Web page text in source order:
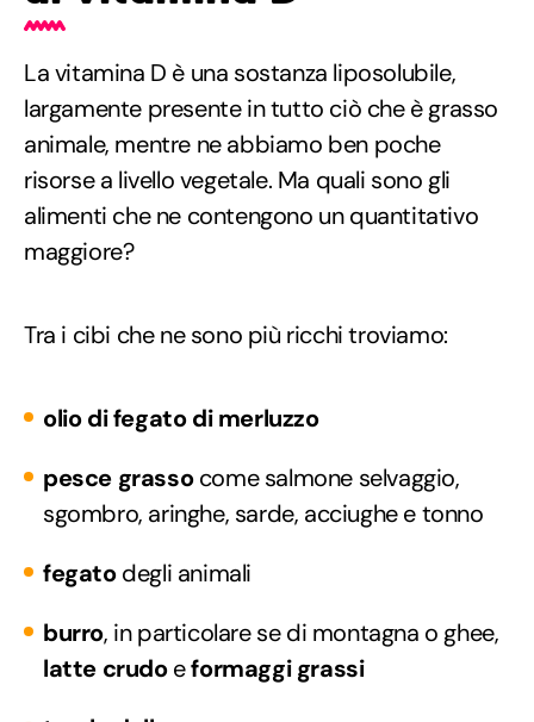
La vitamina D è una sostanza liposolubile,
largamente presente in tutto ciò che è grasso
animale, mentre ne abbiamo ben poche
risorse a livello vegetale. Ma quali sono gli
alimenti che ne contengono un quantitativo
maggiore?
Tra i cibi che ne sono più ricchi troviamo:
olio di fegato di merluzzo
pesce grassocome salmone selvaggio,
sgombro, aringhe, sarde, acciughe e tonno
fegatodegli animali
burro, in particolare se di montagna o ghee,
latte crudoeformaggi grassi